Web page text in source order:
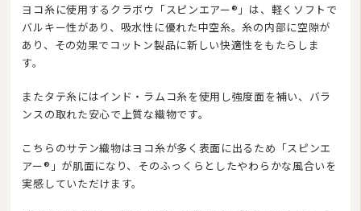
ヨコ糸に使用するクラボウ「スピンエアー®」は、軽くソフトで
バルキー性があり、吸水性に優れた中空糸。糸の内部に空隙が
あり、その効果でコットン製品に新しい快適性をもたらしま
す。
またタテ糸にはインド・ラムコ糸を使用し強度面を補い、バラ
ンスの取れた安心で上質な織物です。
こちらのサテン織物はヨコ糸が多く表面に出るため「スピンエ
アー®」が肌面になり、そのふっくらとしたやわらかな風合いを
実感していただけます。